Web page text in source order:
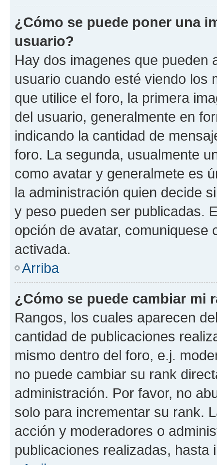
¿Cómo se puede poner una
usuario?
Hay dos imagenes que pueden
usuario cuando esté viendo los
que utilice el foro, la primera
del usuario, generalmente en
indicando la cantidad de
foro. La segunda, usualmente
como avatar y generalmete es
la administración quien decide
y peso pueden ser publicadas.
opción de avatar, comuniquese
activada.
Arriba
¿Cómo se puede cambiar mi
Rangos, los cuales aparecen
cantidad de publicaciones
mismo dentro del foro, e.j.
no puede cambiar su rank
administración. Por favor, no
solo para incrementar su rank.
acción y moderadores o
publicaciones realizadas, hasta